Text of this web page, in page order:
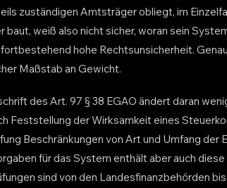
zuständigen Amtsträger obliegt, im
weiß also nicht sicher, woran sein
hohe Rechtsunsicherheit.
Maßstab an Gewicht.
des Art. 97 § 38 EGAO ändert daran
Feststellung der Wirksamkeit eines
Beschränkungen von Art und Umfang der
für das System enthält aber auch
sind von den Landesfinanzbehörden